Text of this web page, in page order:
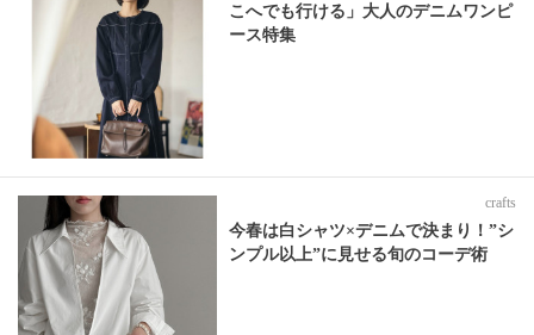
こへでも行ける」大人のデニムワンピ
ース特集
crafts
今春は白シャツ×デニムで決まり！”シ
ンプル以上”に見せる旬のコーデ術